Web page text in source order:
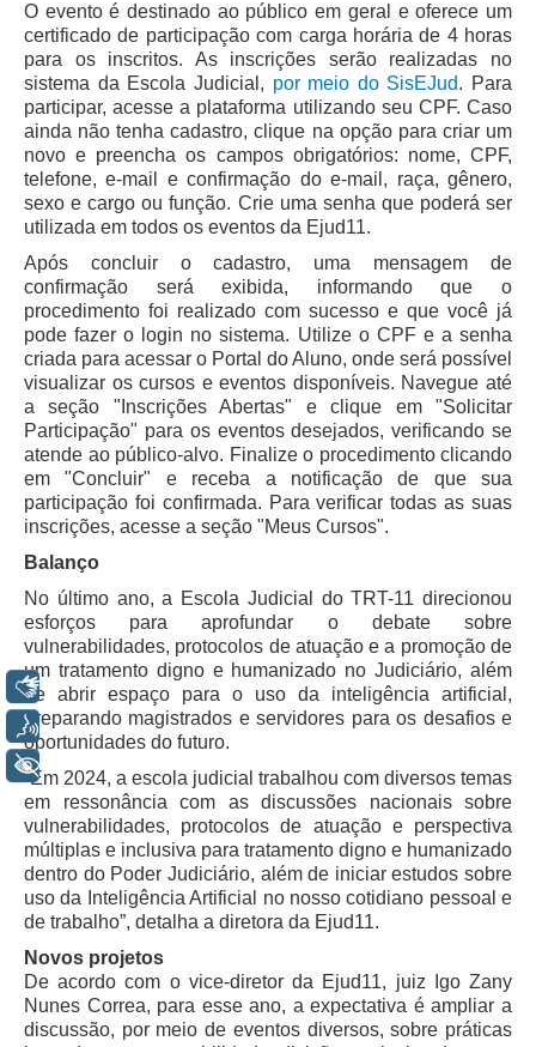
Governança
Governança de TI
Gestão Estratégica
Governança das Contratações Obras
Rede de Governança Colaborativa
Laboratório de Inovação
Assessoria de Governança de Gestão de Pessoas
Sites Institucionais
Biblioteca
Centro de Memória
Educação a distância
Responsabilidade Socioambiental
Comissão Permanente de Acessibilidade e Inclusão
Escola Judicial
Programa Trabalho Seguro
Coordenadoria de Saúde
Serviços
Ação Trabalhista (Atermação)
Atermação On-line - Interior de Roraima
Atermação On-line - Interior do Amazonas
Agendamento de Reclamação Verbal
Glossário
Consulta de Pautas
O evento é destinado ao público em geral e oferece um
certificado de participação com carga horária de 4 horas
para os inscritos. As inscrições serão realizadas no
sistema da Escola Judicial, por meio do SisEJud. Para
participar, acesse a plataforma utilizando seu CPF. Caso
ainda não tenha cadastro, clique na opção para criar um
novo e preencha os campos obrigatórios: nome, CPF,
telefone, e-mail e confirmação do e-mail, raça, gênero,
sexo e cargo ou função. Crie uma senha que poderá ser
utilizada em todos os eventos da Ejud11.
Após concluir o cadastro, uma mensagem de
confirmação será exibida, informando que o
procedimento foi realizado com sucesso e que você já
pode fazer o login no sistema. Utilize o CPF e a senha
criada para acessar o Portal do Aluno, onde será possível
visualizar os cursos e eventos disponíveis. Navegue até
a seção "Inscrições Abertas" e clique em "Solicitar
Participação" para os eventos desejados, verificando se
atende ao público-alvo. Finalize o procedimento clicando
em "Concluir" e receba a notificação de que sua
participação foi confirmada. Para verificar todas as suas
inscrições, acesse a seção "Meus Cursos".
Balanço
No último ano, a Escola Judicial do TRT-11 direcionou
esforços para aprofundar o debate sobre
vulnerabilidades, protocolos de atuação e a promoção de
um tratamento digno e humanizado no Judiciário, além
de abrir espaço para o uso da inteligência artificial,
preparando magistrados e servidores para os desafios e
oportunidades do futuro.
“Em 2024, a escola judicial trabalhou com diversos temas
em ressonância com as discussões nacionais sobre
vulnerabilidades, protocolos de atuação e perspectiva
múltiplas e inclusiva para tratamento digno e humanizado
dentro do Poder Judiciário, além de iniciar estudos sobre
uso da Inteligência Artificial no nosso cotidiano pessoal e
de trabalho”, detalha a diretora da Ejud11.
Novos projetos
De acordo com o vice-diretor da Ejud11, juiz Igo Zany
Nunes Correa, para esse ano, a expectativa é ampliar a
discussão, por meio de eventos diversos, sobre práticas
Libras
Voz